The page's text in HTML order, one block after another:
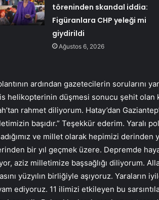
töreninden skandal iddia:
Figüranlara CHP yeleği mi
giydirildi
Ağustos 6, 2026
ardından gazetecilerin sorularını
helikopterinin düşmesi sonucu şehit olan
rahmet diliyorum. Hatay’dan
başıdır.” Teşekkür ederim. Yaralı
ve millet olarak hepimizi
bir yıl geçmek üzere. Depremde
aziz milletimize başsağlığı diliyorum.
yüzyılın birliğiyle aşıyoruz. Yaraların
ediyoruz. 11 ilimizi etkileyen bu